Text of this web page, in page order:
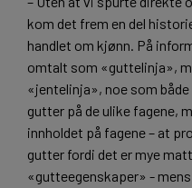
kom det frem en del
handlet om kjønn. På
omtalt som «guttelinja»,
«jentelinja», noe som
gutter på de ulike fagene,
innholdet på fagene – at
gutter fordi det er mye
«gutteegenskaper» -